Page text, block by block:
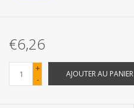
Confiserie Saint-Nicolas
€6,26
+
-
AJOUTER AU PANIER